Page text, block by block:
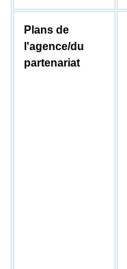
Plans de
l'agence/du
partenariat